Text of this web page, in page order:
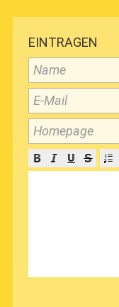
EINTRAGEN
Name
E-Mail
Homepage